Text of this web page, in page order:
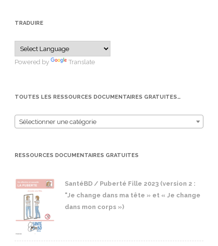
TRADUIRE
Powered by Translate
TOUTES LES RESSOURCES DOCUMENTAIRES GRATUITES…
Sélectionner une catégorie
RESSOURCES DOCUMENTAIRES GRATUITES
SantéBD / Puberté Fille 2023 (version 2 :
"Je change dans ma tête » et « Je change
dans mon corps »)